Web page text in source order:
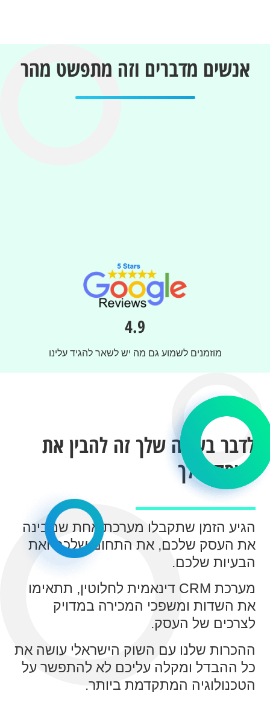
אנשים מדברים וזה מתפשט מהר
4.9
מוזמנים לשמוע גם מה יש לשאר להגיד עלינו
לדבר בשפה שלך זה להבין את
העסק שלך
הגיע הזמן שתקבלו מערכת אחת שמבינה
את העסק שלכם, את התחום שלכם ואת
הבעיות שלכם.
מערכת CRM דינאמית לחלוטין, תתאימו
את השדות ומשפכי המכירה במדויק
לצרכים של העסק.
ההכרות שלנו עם השוק הישראלי עושה את
כל ההבדל ומקלה עליכם לא להתפשר על
הטכנולוגיה המתקדמת ביותר.